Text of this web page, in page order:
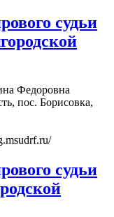
судьи
Федоровна
пос. Борисовка,
судьи